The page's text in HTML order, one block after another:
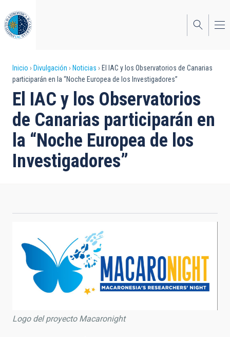
al
contenido
principal
Sobrescribir
enlaces
de
ayuda
a
la
Inicio Divulgación Noticias
El IAC y los Observatorios de Canarias
participarán en la “Noche Europea de los Investigadores”
El IAC y los Observatorios
de Canarias participarán en
la “Noche Europea de los
Investigadores”
Logo del proyecto Macaronight